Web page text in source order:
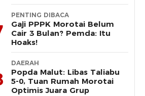
PENTING DIBACA
Gaji PPPK Morotai Belum
Cair 3 Bulan? Pemda: Itu
Hoaks!
DAERAH
Popda Malut: Libas Taliabu
5-0, Tuan Rumah Morotai
Optimis Juara Grup